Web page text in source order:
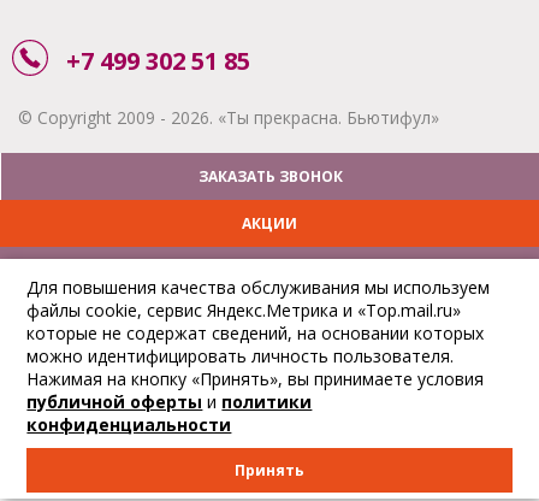
+7 499 302 51 85
© Copyright 2009 - 2026. «Ты прекрасна. Бьютифул»
ЗАКАЗАТЬ ЗВОНОК
АКЦИИ
ОПЛАТА
ОТСЛЕДИТЬ ЗАКАЗ
Для повышения качества обслуживания мы используем
файлы cookie, сервис Яндекс.Метрика и «Top.mail.ru»
которые не содержат сведений, на основании которых
можно идентифицировать личность пользователя.
Нажимая на кнопку «Принять», вы принимаете условия
публичной оферты и политики
конфиденциальности
Принять